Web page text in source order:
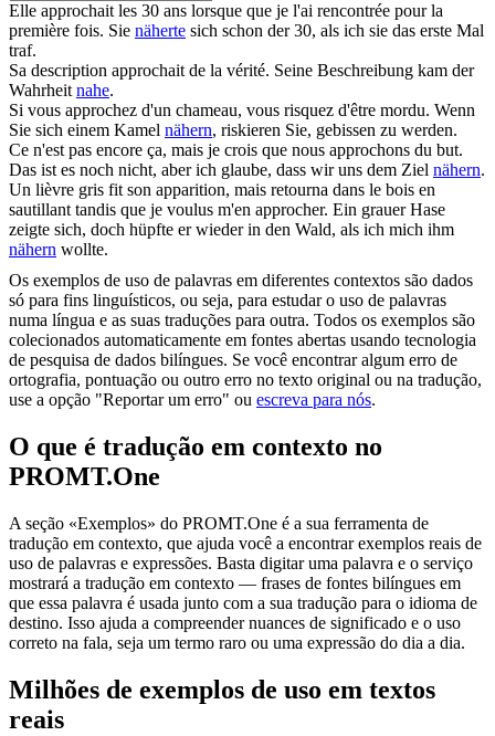
Elle approchaitles 30 ans lorsque que je l'ai rencontrée pour la
première fois. Sie näherte sich schon der 30, als ich sie das erste Mal
traf.
Sa description approchaitde la vérité. Seine Beschreibung kam der
Wahrheitnahe.
Si vous approchez d'un chameau, vous risquez d'être mordu. Wenn
Sie sich einem Kamel nähern, riskieren Sie, gebissen zu werden.
Ce n'est pas encore ça, mais je crois que nous approchons du but.
Das ist es noch nicht, aber ich glaube, dass wir uns dem Ziel nähern.
Un lièvre gris fit son apparition, mais retourna dans le bois en
sautillant tandis que je voulus m'en approcher. Ein grauer Hase
zeigte sich, doch hüpfte er wieder in den Wald, als ich mich ihm
nähern wollte.
Os exemplos de uso de palavras em diferentes contextos são dados
só para fins linguísticos, ou seja, para estudar o uso de palavras
numa língua e as suas traduções para outra. Todos os exemplos são
colecionados automaticamente em fontes abertas usando tecnologia
de pesquisa de dados bilíngues. Se você encontrar algum erro de
ortografia, pontuação ou outro erro no texto original ou na tradução,
use a opção "Reportar um erro" ou escreva para nós.
O que é tradução em contexto no
PROMT.One
A seção «Exemplos» do PROMT.One é a sua ferramenta de
tradução em contexto, que ajuda você a encontrar exemplos reais de
uso de palavras e expressões. Basta digitar uma palavra e o serviço
mostrará a tradução em contexto — frases de fontes bilíngues em
que essa palavra é usada junto com a sua tradução para o idioma de
destino. Isso ajuda a compreender nuances de significado e o uso
correto na fala, seja um termo raro ou uma expressão do dia a dia.
Milhões de exemplos de uso em textos
reais